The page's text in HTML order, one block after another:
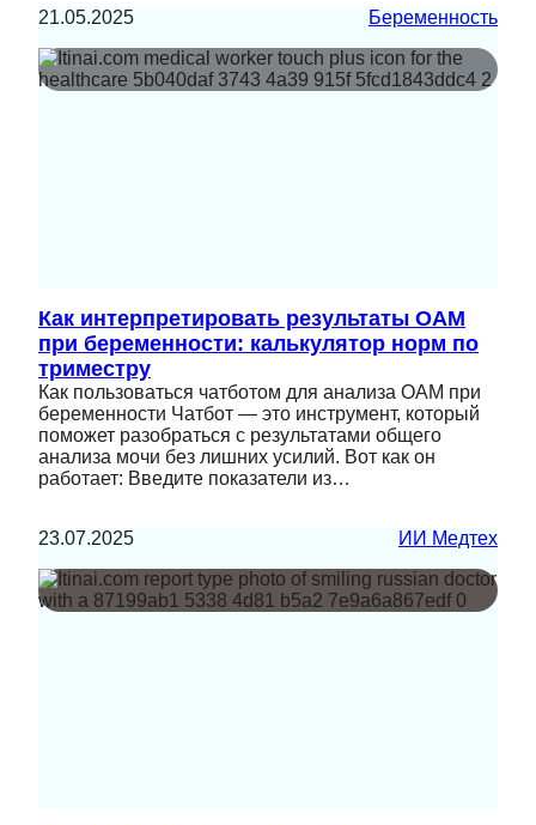
21.05.2025 Беременность
Как интерпретировать результаты ОАМ
при беременности: калькулятор норм по
триместру
Как пользоваться чатботом для анализа ОАМ при
беременности Чатбот — это инструмент, который
поможет разобраться с результатами общего
анализа мочи без лишних усилий. Вот как он
работает: Введите показатели из…
23.07.2025 ИИ Медтех